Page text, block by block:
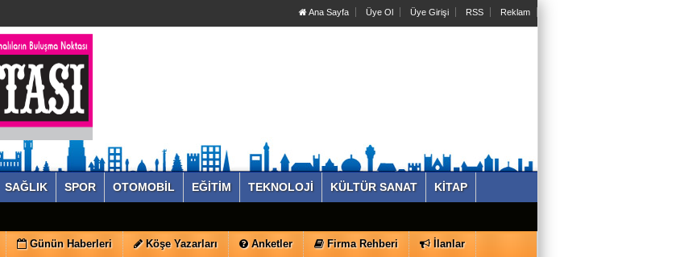
Ana Sayfa Üye Ol Üye Girişi RSS Reklam
SAĞLIK SPOR OTOMOBİL EĞİTİM TEKNOLOJİ KÜLTÜR SANAT KİTAP
Günün Haberleri Köşe Yazarları Anketler Firma Rehberi İlanlar